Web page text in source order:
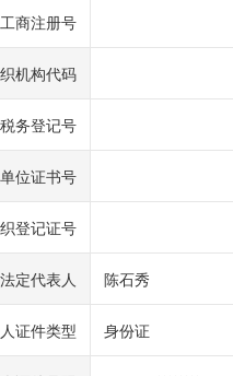
工商注册号
机构代码
税务登记号
位证书号
登记证号
法定代表人 陈石秀
证件类型 身份证